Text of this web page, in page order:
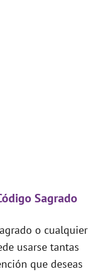
Sagrado
o cualquier
usarse tantas
que deseas